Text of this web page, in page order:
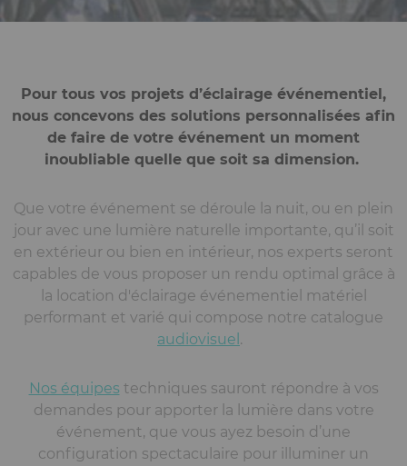
Pour tous vos projets d’éclairage événementiel,
nous concevons des solutions personnalisées afin
de faire de votre événement un moment
inoubliable quelle que soit sa dimension.
Que votre événement se déroule la nuit, ou en plein
jour avec une lumière naturelle importante, qu’il soit
en extérieur ou bien en intérieur, nos experts seront
capables de vous proposer un rendu optimal grâce à
la location d'éclairage événementiel matériel
performant et varié qui compose notre catalogue
audiovisuel .
Nos équipes techniques sauront répondre à vos
demandes pour apporter la lumière dans votre
événement, que vous ayez besoin d’une
configuration spectaculaire pour illuminer un